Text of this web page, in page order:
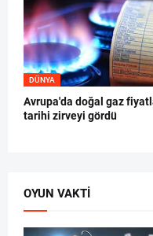
DÜNYA
Avrupa'da doğal gaz
tarihi zirveyi gördü
OYUN VAKTI